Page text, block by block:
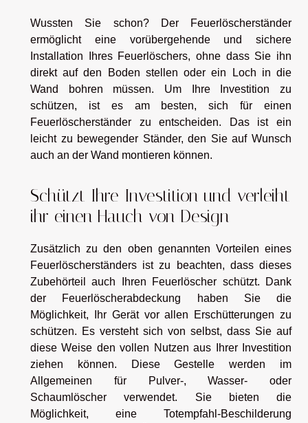
Wussten Sie schon? Der Feuerlöscherständer
ermöglicht eine vorübergehende und sichere
Installation Ihres Feuerlöschers, ohne dass Sie ihn
direkt auf den Boden stellen oder ein Loch in die
Wand bohren müssen. Um Ihre Investition zu
schützen, ist es am besten, sich für einen
Feuerlöscherständer zu entscheiden. Das ist ein
leicht zu bewegender Ständer, den Sie auf Wunsch
auch an der Wand montieren können.
Schützt Ihre Investition und verleiht
ihr einen Hauch von Design
Zusätzlich zu den oben genannten Vorteilen eines
Feuerlöscherständers ist zu beachten, dass dieses
Zubehörteil auch Ihren Feuerlöscher schützt. Dank
der Feuerlöscherabdeckung haben Sie die
Möglichkeit, Ihr Gerät vor allen Erschütterungen zu
schützen. Es versteht sich von selbst, dass Sie auf
diese Weise den vollen Nutzen aus Ihrer Investition
ziehen können. Diese Gestelle werden im
Allgemeinen für Pulver-, Wasser- oder
Schaumlöscher verwendet. Sie bieten die
Möglichkeit, eine Totempfahl-Beschilderung